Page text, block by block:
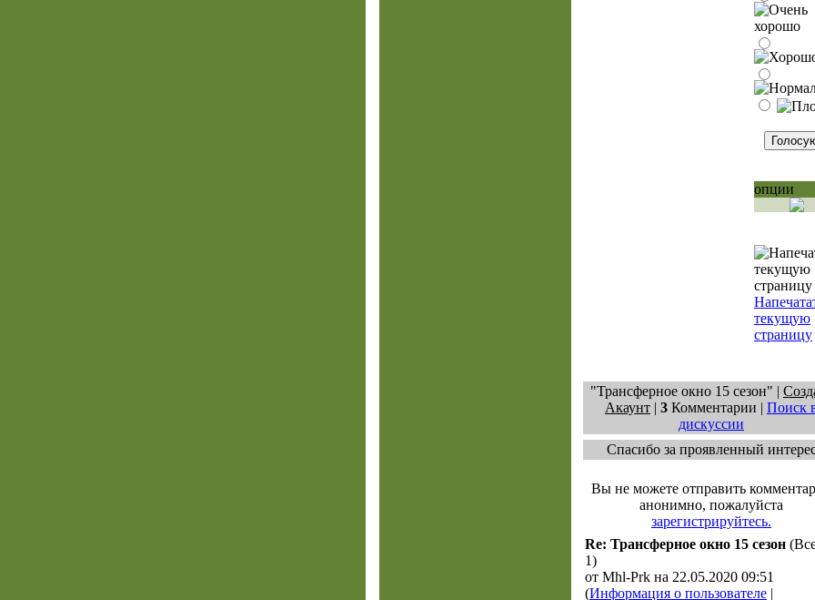
опции
текущую
страницу
"Трансферное окно 15 сезон" |
Акаунт | 3 Комментарии | Поиск
дискуссии
Спасибо за проявленный
Вы не можете отправить
анонимно, пожалуйста
зарегистрируйтесь.
Re: Трансферное окно 15 сезон
1)
от Mhl-Prk на 22.05.2020 09:51
(Информация о пользователе |